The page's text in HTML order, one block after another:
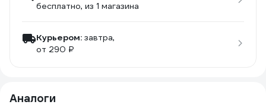
бесплатно, из 1 магазина
Курьером: завтра,
от 290 ₽
Аналоги